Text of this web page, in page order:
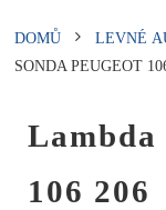
DOMŮ LEVNÉ
SONDA PEUGEOT
Lambda
106 206